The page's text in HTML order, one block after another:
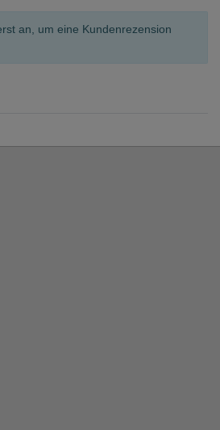
an, um eine Kundenrezension